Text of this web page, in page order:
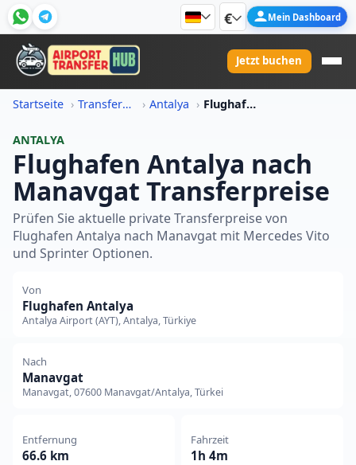
€ Mein Dashboard
Jetzt buchen
Startseite Transferpreis-Informationen Antalya Flughafen Antalya Nach Manavgat Transferpreis
ANTALYA
Flughafen Antalya nach
Manavgat Transferpreise
Prüfen Sie aktuelle private Transferpreise von
Flughafen Antalya nach Manavgat mit Mercedes Vito
und Sprinter Optionen.
Von
Flughafen Antalya
Antalya Airport (AYT), Antalya, Türkiye
Nach
Manavgat
Manavgat, 07600 Manavgat/Antalya, Türkei
Entfernung
66.6 km
Fahrzeit
1h 4m